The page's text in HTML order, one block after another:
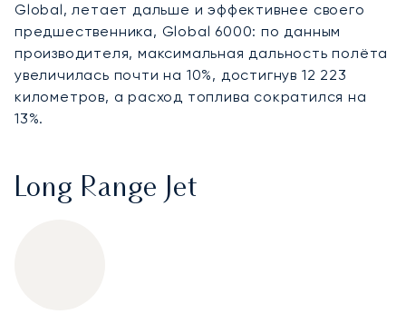
Global, летает дальше и эффективнее своего
предшественника, Global 6000: по данным
производителя, максимальная дальность полёта
увеличилась почти на 10%, достигнув 12 223
километров, а расход топлива сократился на
13%.
Long Range Jet